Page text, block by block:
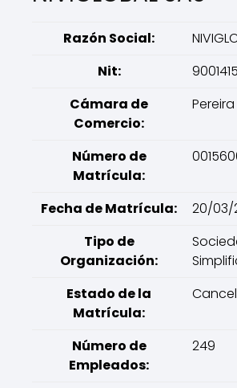
Razón Social:
Nit:
Cámara de
Comercio:
Pereira
Número de
Matrícula:
Fecha de Matrícula:
20/03/
Tipo de
Organización:
Estado de la
Matrícula:
Número de
Empleados:
249